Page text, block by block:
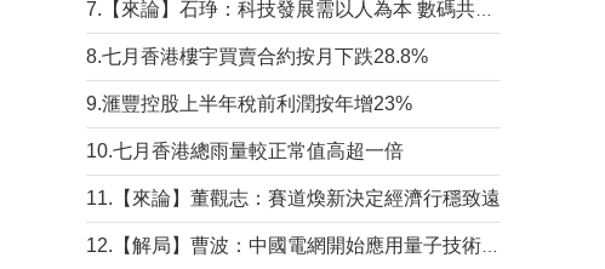
8.七月香港樓宇買賣合約按月下跌28.8%
9.滙豐控股上半年稅前利潤按年增23%
10.七月香港總雨量較正常值高超一倍
11.【來論】董觀志：賽道煥新決定經濟行穩致遠